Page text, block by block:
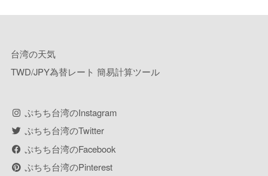
台湾の天気
TWD/JPY為替レート 簡易計算ツール
ぷちち台湾のInstagram
ぷちち台湾のTwitter
ぷちち台湾のFacebook
ぷちち台湾のPinterest